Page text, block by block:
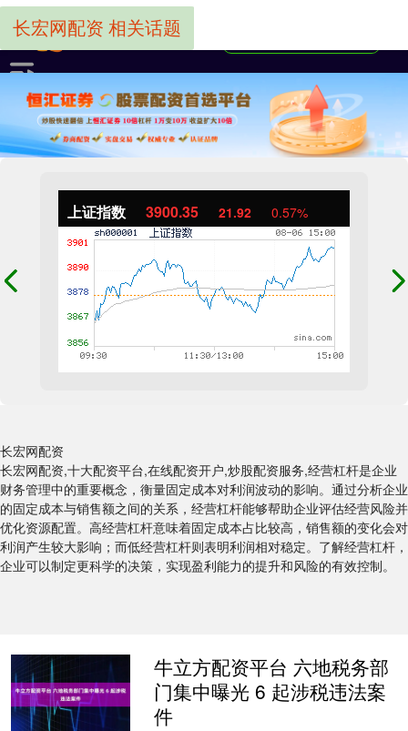
上证指数 3900.35 21.92 0.57%
长宏网配资
长宏网配资,十大配资平台,在线配资开户,炒股配资服务,经营杠杆是企业
财务管理中的重要概念，衡量固定成本对利润波动的影响。通过分析企业
的固定成本与销售额之间的关系，经营杠杆能够帮助企业评估经营风险并
优化资源配置。高经营杠杆意味着固定成本占比较高，销售额的变化会对
利润产生较大影响；而低经营杠杆则表明利润相对稳定。了解经营杠杆，
企业可以制定更科学的决策，实现盈利能力的提升和风险的有效控制。
长宏网配资 相关话题
牛立方配资平台 六地税务部
门集中曝光 6 起涉税违法案
件